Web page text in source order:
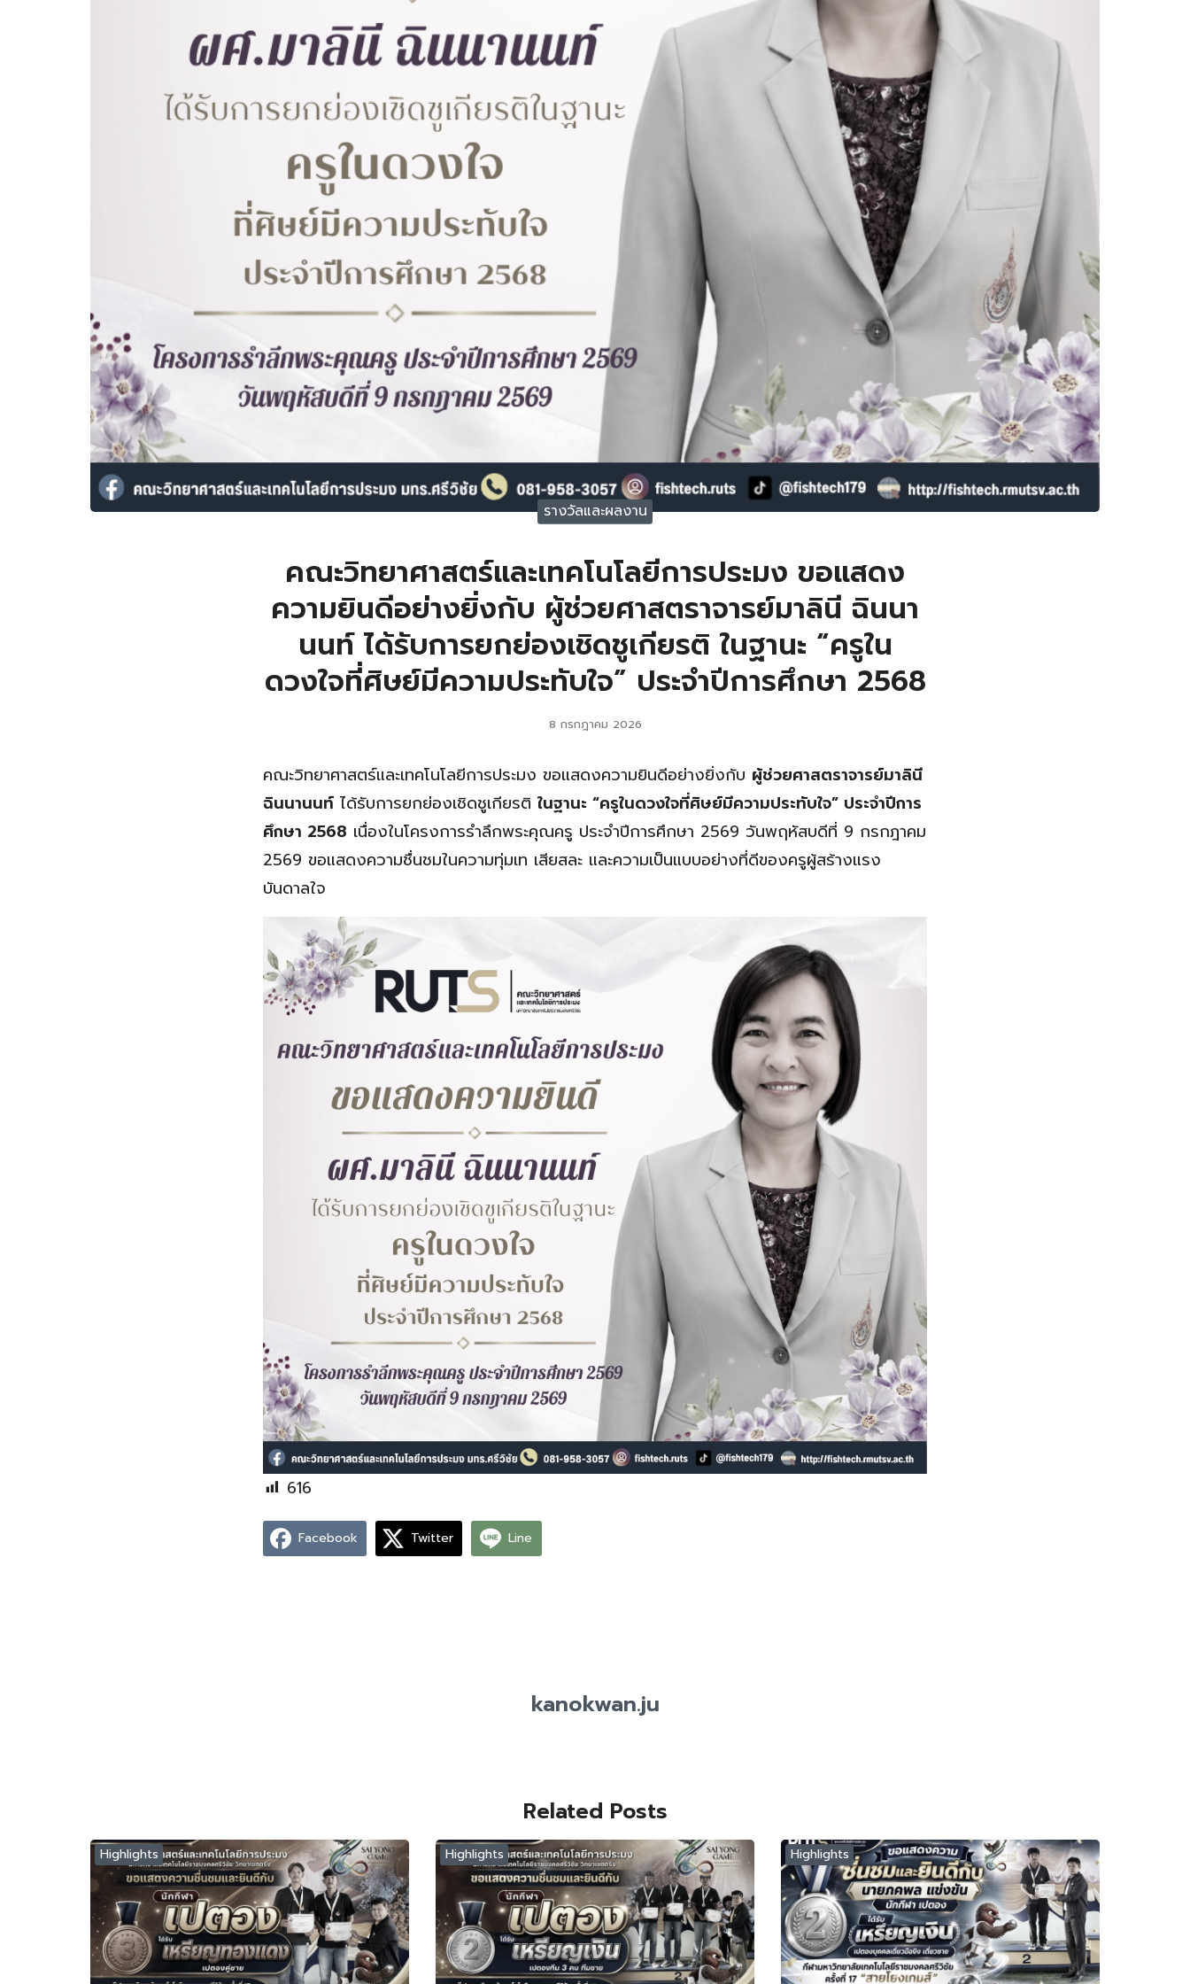
รางวัลและผลงาน
คณะวิทยาศาสตร์และเทคโนโลยีการประมง ขอแสดง
ความยินดีอย่างยิ่งกับ ผู้ช่วยศาสตราจารย์มาลินี ฉินนา
นนท์ ได้รับการยกย่องเชิดชูเกียรติ ในฐานะ “ครูใน
ดวงใจที่ศิษย์มีความประทับใจ” ประจำปีการศึกษา 2568
8 กรกฎาคม 2026
คณะวิทยาศาสตร์และเทคโนโลยีการประมง ขอแสดงความยินดีอย่างยิ่งกับ ผู้ช่วยศาสตราจารย์มาลินี
ฉินนานนท์ ได้รับการยกย่องเชิดชูเกียรติ ในฐานะ “ครูในดวงใจที่ศิษย์มีความประทับใจ” ประจำปีการ
ศึกษา 2568 เนื่องในโครงการรำลึกพระคุณครู ประจำปีการศึกษา 2569 วันพฤหัสบดีที่ 9 กรกฎาคม
2569 ขอแสดงความชื่นชมในความทุ่มเท เสียสละ และความเป็นแบบอย่างที่ดีของครูผู้สร้างแรง
บันดาลใจ
616
Facebook Twitter Line
kanokwan.ju
Related Posts
Highlights Highlights Highlights